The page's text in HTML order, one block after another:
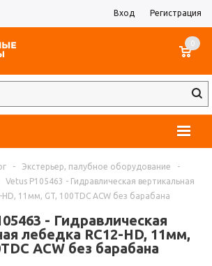
Вход Регистрация
0
- Экстерьер, палубное оборудование
-
Vetus P105463 - Гидравлическая вертикальная
11мм, GT, 100TDC ACW без барабана
- Гидравлическая
лебедка RC12-HD, 11мм,
ACW без барабана